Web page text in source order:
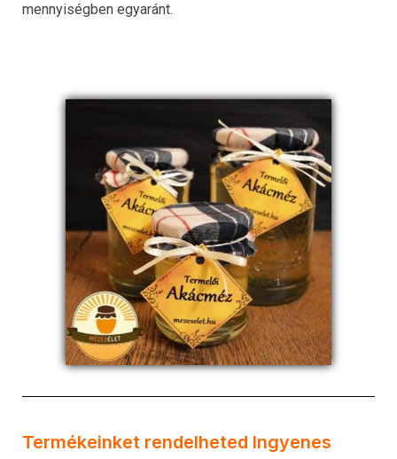
mennyiségben egyaránt.
Termékeinket rendelheted Ingyenes